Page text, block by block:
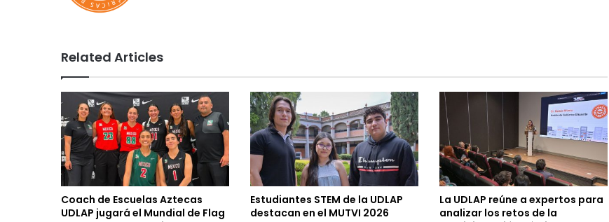
Related Articles
Coach de Escuelas Aztecas
UDLAP jugará el Mundial de Flag
Estudiantes STEM de la UDLAP
destacan en el MUTVI 2026
La UDLAP reúne a expertos para
analizar los retos de la